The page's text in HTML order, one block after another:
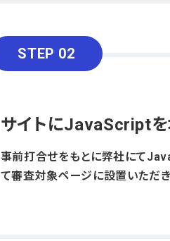
STEP 02
サイトにJavaScript
事前打合せをもとに弊社にて
て審査対象ページに設置いただき